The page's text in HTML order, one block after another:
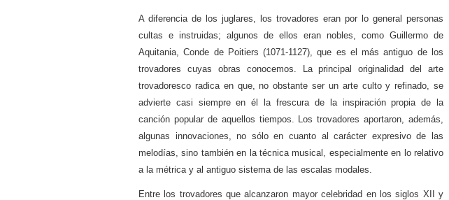
A diferencia de los juglares, los trovadores eran por lo general personas
cultas e instruidas; algunos de ellos eran nobles, como Guillermo de
Aquitania, Conde de Poitiers (1071-1127), que es el más antiguo de los
trovadores cuyas obras conocemos. La principal originalidad del arte
trovadoresco radica en que, no obstante ser un arte culto y refinado, se
advierte casi siempre en él la frescura de la inspiración propia de la
canción popular de aquellos tiempos. Los trovadores aportaron, además,
algunas innovaciones, no sólo en cuanto al carácter expresivo de las
melodías, sino también en la técnica musical, especialmente en lo relativo
a la métrica y al antiguo sistema de las escalas modales.
Entre los trovadores que alcanzaron mayor celebridad en los siglos XII y